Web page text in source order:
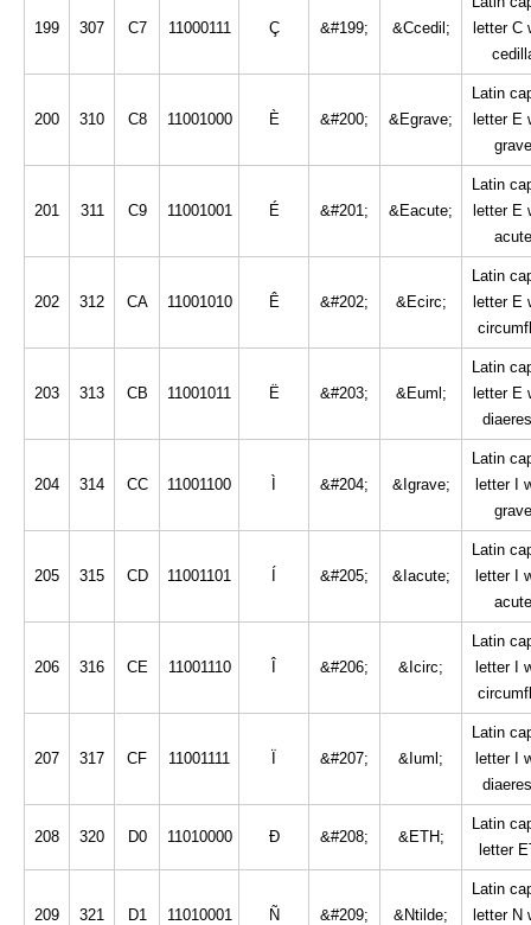
199 307 C7 11000111 Ç &#199; &Ccedil;
letter C
200 310 C8 11001000 È &#200; &Egrave;
Latin
letter E
grave
201 311 C9 11001001 É &#201; &Eacute;
Latin
letter E
acute
202 312 CA 11001010 Ê &#202; &Ecirc;
Latin
letter E
203 313 CB 11001011 Ë &#203; &Euml;
Latin
letter E
204 314 CC 11001100 &#204; &Igrave;
Latin
letter I
grave
205 315 CD 11001101 &#205; &Iacute;
Latin
letter I
acute
206 316 CE 11001110 &#206; &Icirc;
Latin
letter I
207 317 CF 11001111 &#207; &Iuml;
Latin
letter I
208 320 D0 11010000 Ð &#208; &ETH;
Latin
letter
209 321 D1 11010001 Ñ &#209; &Ntilde;
Latin
letter N